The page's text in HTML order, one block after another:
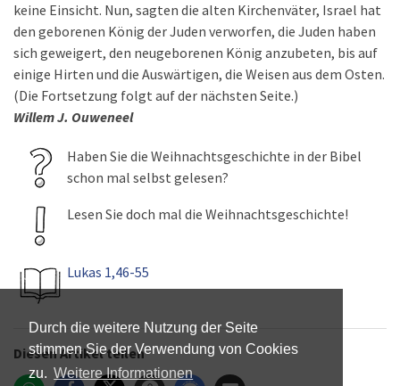
Durch die weitere Nutzung der Seite
stimmen Sie der Verwendung von Cookies
zu. Weitere Informationen
keine Einsicht. Nun, sagten die alten Kirchenväter, Israel hat
den geborenen König der Juden verworfen, die Juden haben
sich geweigert, den neugeborenen König anzubeten, bis auf
einige Hirten und die Auswärtigen, die Weisen aus dem Osten.
(Die Fortsetzung folgt auf der nächsten Seite.)
Willem J. Ouweneel
Haben Sie die Weihnachtsgeschichte in der Bibel
schon mal selbst gelesen?
Lesen Sie doch mal die Weihnachtsgeschichte!
Lukas 1,46-55
Diesen Artikel teilen